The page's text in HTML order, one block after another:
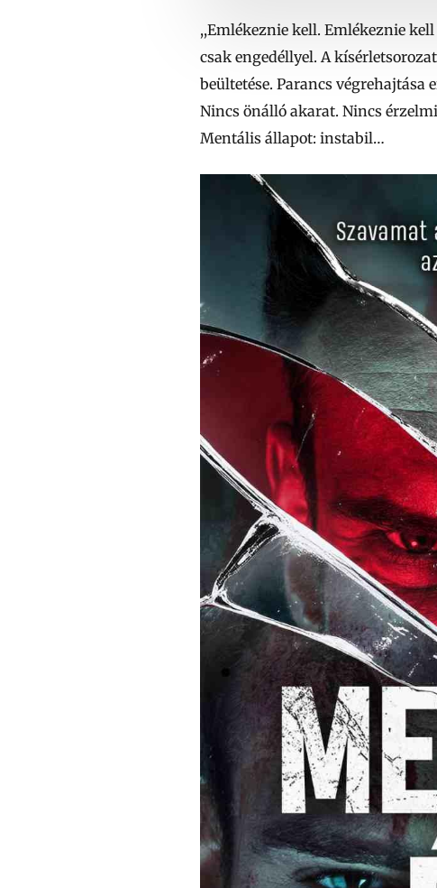
,,Emlékeznie kell. Emlékeznie
csak engedéllyel. A
beültetése. Parancs
Nincs önálló akarat. Nincs
Mentális állapot: instabil…